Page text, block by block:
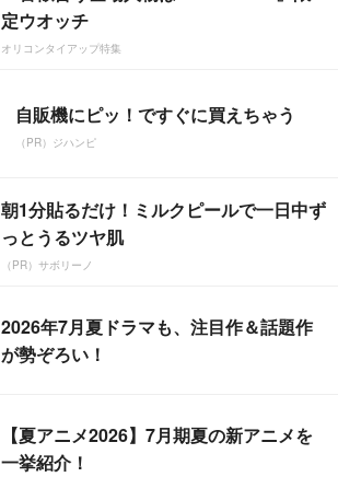
定ウオッチ
オリコンタイアップ特集
自販機にピッ！ですぐに買えちゃう
（PR）ジハンピ
朝1分貼るだけ！ミルクピールで一日中ず
っとうるツヤ肌
（PR）サボリーノ
2026年7月夏ドラマも、注目作＆話題作
が勢ぞろい！
【夏アニメ2026】7月期夏の新アニメを
一挙紹介！